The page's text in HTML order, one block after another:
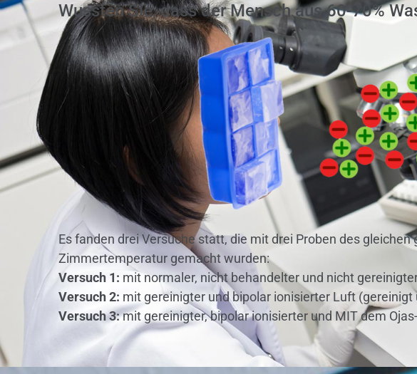
Wussten Sie, dass der Mensch aus 60-70%
Es fanden drei Versuche statt, die mit drei Proben des
Zimmertemperatur gemacht wurden:
Versuch 1: mit normaler, nicht behandelter und nicht
Versuch 2: mit gereinigter und bipolar ionisierter Luft
Versuch 3:mit gereinigter, bipolar ionisierter und MIT dem